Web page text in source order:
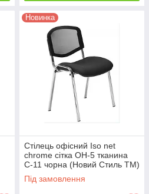
Новинка
Стілець офісний Iso net
chrome сітка ОН-5 тканина
С-11 чорна (Новий Стиль ТМ)
Під замовлення